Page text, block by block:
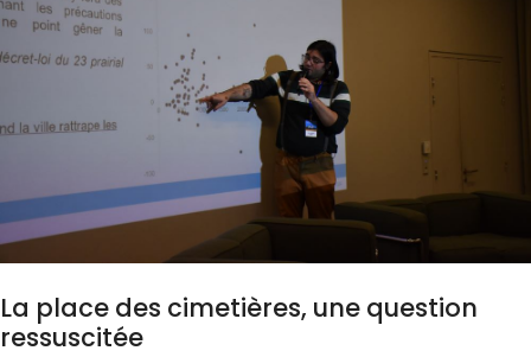
La place des cimetières, une question
ressuscitée